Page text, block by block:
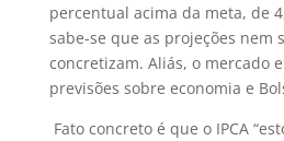
percentual acima da meta, de
sabe-se que as projeções nem
concretizam. Aliás, o mercado
previsões sobre economia e
Fato concreto é que o IPCA